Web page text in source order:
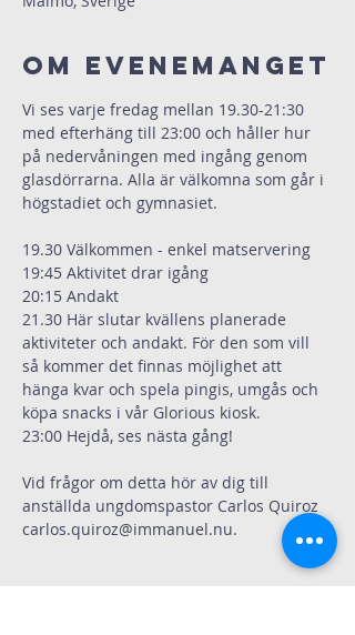
Om evenemanget
Vi ses varje fredag mellan 19.30-21:30
med efterhäng till 23:00 och håller hur
på nedervåningen med ingång genom
glasdörrarna. Alla är välkomna som går i
högstadiet och gymnasiet.
19.30 Välkommen - enkel matservering
19:45 Aktivitet drar igång
20:15 Andakt
21.30 Här slutar kvällens planerade
aktiviteter och andakt. För den som vill
så kommer det finnas möjlighet att
hänga kvar och spela pingis, umgås och
köpa snacks i vår Glorious kiosk.
23:00 Hejdå, ses nästa gång!
Vid frågor om detta hör av dig till
anställda ungdomspastor Carlos Quiroz
carlos.quiroz@immanuel.nu.